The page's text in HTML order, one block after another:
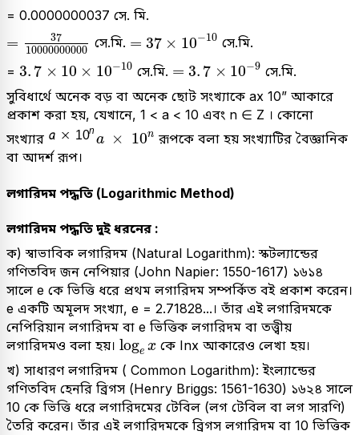
= 0.0000000037 সে. মি.
=
37
10000000000
10000000000
সে.মি. = 37 × 10−10
37× 10-10
সে.মি.
= 3. 7 × 10 × 10−10
3 7 10 × - 10 সে.মি. = 3. 7 × 10−9
3. 7× 10- 9
সে.মি.
সুবিধার্থে অনেক বড় বা অনেক ছোট সংখ্যাকে ax 10” আকারে
প্রকাশ করা হয়, যেখানে, 1 < a < 10 এবং n ∈ Z । কোনো
সংখ্যার
a × 10n
a × 10n রূপকে বলা হয় সংখ্যাটির বৈজ্ঞানিক
বা আদর্শ রূপ।
লগারিদম পদ্ধতি (Logarithmic Method)
লগারিদম পদ্ধতি দুই ধরনের :
ক) স্বাভাবিক লগারিদম (Natural Logarithm): স্কটল্যান্ডের
গণিতবিদ জন নেপিয়ার (John Napier: 1550-1617) ১৬১৪
সালে e কে ভিত্তি ধরে প্রথম লগারিদম সম্পর্কিত বই প্রকাশ করেন।
e একটি অমূলদ সংখ্যা, e = 2.71828...। তাঁর এই লগারিদমকে
নেপিরিয়ান লগারিদম বা e ভিত্তিক লগারিদম বা তত্ত্বীয়
লগারিদমও বলা হয়। loge x
log ex কে Inx আকারেও লেখা হয়।
খ) সাধারণ লগারিদম ( Common Logarithm): ইংল্যান্ডের
গণিতবিদ হেনরি ব্রিগস (Henry Briggs: 1561-1630) ১৬২৪ সালে
10 কে ভিত্তি ধরে লগারিদমের টেবিল (লগ টেবিল বা লগ সারণি)
তৈরি করেন। তাঁর এই লগারিদমকে ব্রিগস লগারিদম বা 10 ভিত্তিক